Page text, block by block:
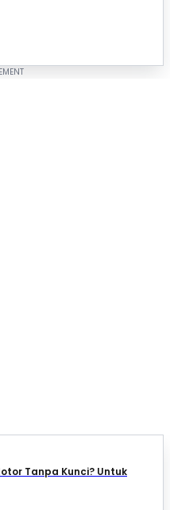
Tanpa Kunci? Untuk